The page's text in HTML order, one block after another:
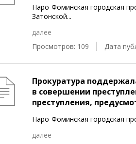
Наро-Фоминская городская
Затонской...
далее
Просмотров: 109
Дата
Прокуратура
в совершении
преступления,
Наро-Фоминская городская
далее